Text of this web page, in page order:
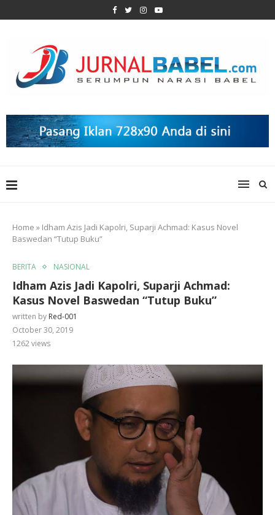
Home » Idham Azis Jadi Kapolri, Suparji Achmad: Kasus Novel
Baswedan “Tutup Buku”
BERITA NASIONAL
Idham Azis Jadi Kapolri, Suparji Achmad:
Kasus Novel Baswedan “Tutup Buku”
written by Red-001
October 30, 2019
1262views